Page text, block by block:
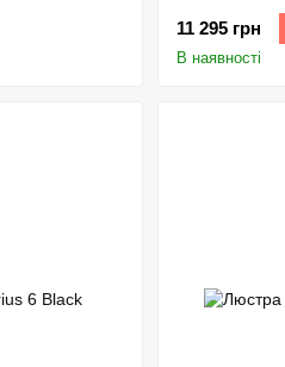
11 295 грн
В наявності